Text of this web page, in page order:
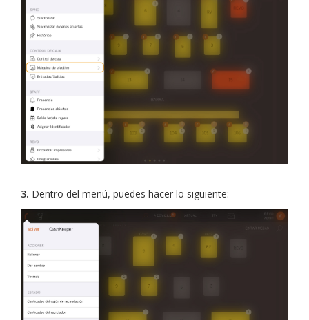
3. Dentro del menú, puedes hacer lo siguiente: